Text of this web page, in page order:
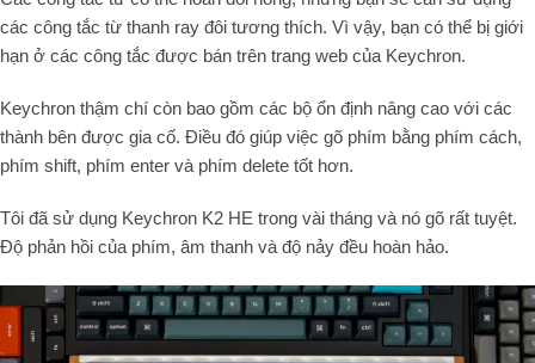
các công tắc từ thanh ray đôi tương thích. Vì vậy, bạn có thể bị giới
hạn ở các công tắc được bán trên trang web của Keychron.
Keychron thậm chí còn bao gồm các bộ ổn định nâng cao với các
thành bên được gia cố. Điều đó giúp việc gõ phím bằng phím cách,
phím shift, phím enter và phím delete tốt hơn.
Tôi đã sử dụng Keychron K2 HE trong vài tháng và nó gõ rất tuyệt.
Độ phản hồi của phím, âm thanh và độ nảy đều hoàn hảo.